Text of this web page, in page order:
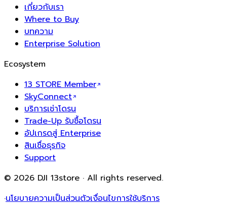
เกี่ยวกับเรา
Where to Buy
บทความ
Enterprise Solution
Ecosystem
13 STORE Member
SkyConnect
บริการเช่าโดรน
Trade-Up รับซื้อโดรน
อัปเกรดสู่ Enterprise
สินเชื่อธุรกิจ
Support
© 2026 DJI 13store · All rights reserved.
·นโยบายความเป็นส่วนตัวเงื่อนไขการใช้บริการ